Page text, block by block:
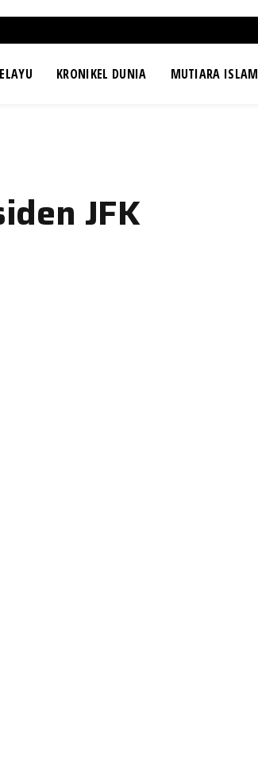
KRONIKEL DUNIA MUTIARA ISLAM
JFK